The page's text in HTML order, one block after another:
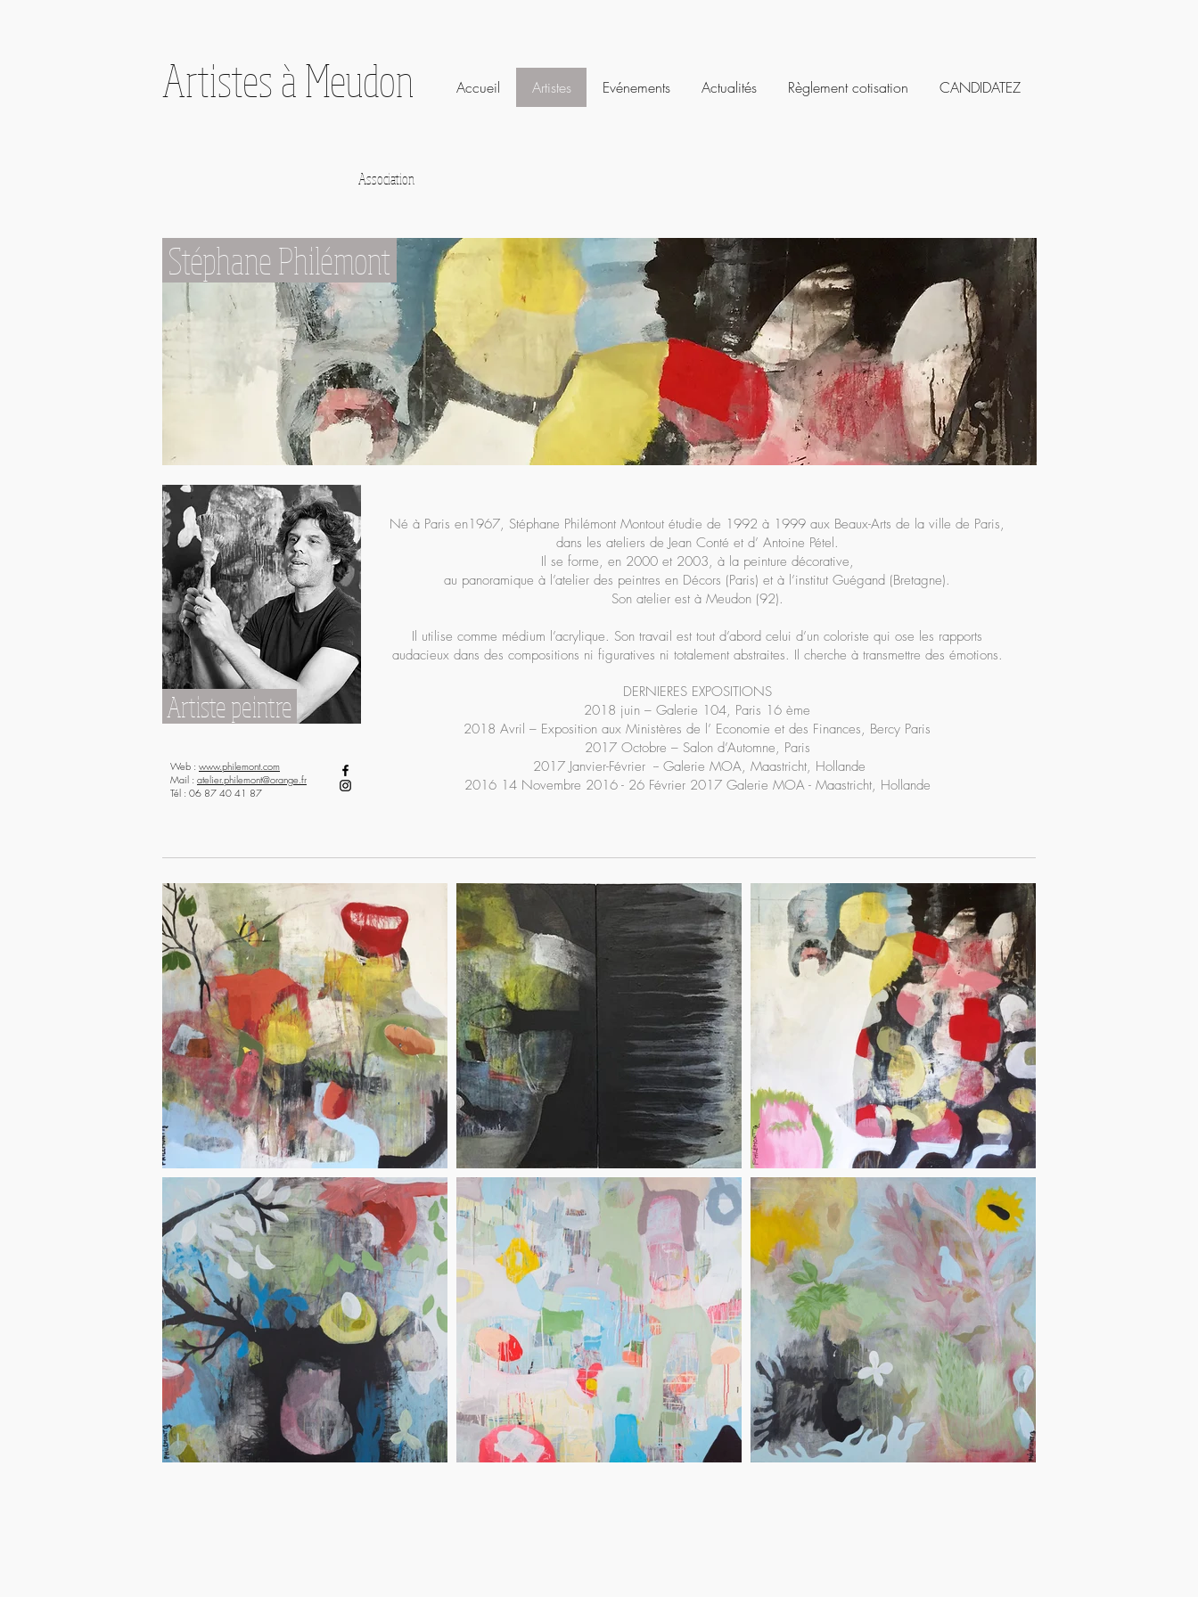
Artistes à Meudon Accueil Artistes Evénements Actualités Règlement cotisation CANDIDATEZ
Association
Stéphane Philémont
Artiste peintre
Web : www.philemont.com
Mail : atelier.philemont@orange.fr
Tél : 06 87 40 41 87
Né à Paris en1967, Stéphane Philémont Montout étudie de 1992 à 1999 aux Beaux-Arts de la ville de Paris,
dans les ateliers de Jean Conté et d’ Antoine Pétel.
​Il se forme, en 2000 et 2003, à la peinture décorative,
au panoramique à l’atelier des peintres en Décors (Paris) et à l’institut Guégand (Bretagne).
Son atelier est à Meudon (92).
​Il utilise comme médium l’acrylique. Son travail est tout d’abord celui d’un coloriste qui ose les rapports
audacieux dans des compositions ni figuratives ni totalement abstraites. Il cherche à transmettre des émotions.
​DERNIERES EXPOSITIONS
2018 juin – Galerie 104, Paris 16 ème
2018 Avril – Exposition aux Ministères de l’ Economie et des Finances, Bercy Paris
​2017 Octobre – Salon d’Automne, Paris
2017 Janvier-Février -- Galerie MOA, Maastricht, Hollande
​2016 14 Novembre 2016 - 26 Février 2017 Galerie MOA - Maastricht, Hollande